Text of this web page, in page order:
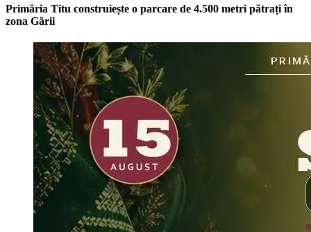
Primăria Titu construiește o parcare de 4.500 metri pătrați în
zona Gării